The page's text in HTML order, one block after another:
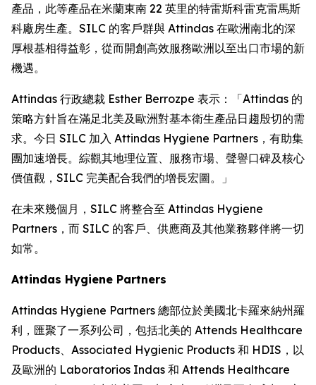
產品，此等產品在米蘭東南 22 英里的特雷斯科雷克雷馬斯
科廠房生產。SILC 的客戶群與 Attindas 在歐洲南北的深
厚根基相得益彰，從而開創高效服務歐洲以至出口市場的新
機遇。
Attindas 行政總裁 Esther Berrozpe 表示：「Attindas 的
策略方針旨在滿足北美及歐洲對基本衛生產品日趨殷切的需
求。今日 SILC 加入 Attindas Hygiene Partners，有助集
團加速增長。綜觀其地理位置、服務市場、聲譽口碑及核心
價值觀，SILC 完美配合我們的增長宏圖。」
在未來幾個月，SILC 將整合至 Attindas Hygiene
Partners，而 SILC 的客戶、供應商及其他業務夥伴將一切
如常。
Attindas Hygiene Partners
Attindas Hygiene Partners 總部位於美國北卡羅來納州羅
利，匯聚了一系列公司，包括北美的 Attends Healthcare
Products、Associated Hygienic Products 和 HDIS，以
及歐洲的 Laboratorios Indas 和 Attends Healthcare